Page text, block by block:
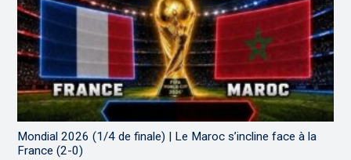
Mondial 2026 (1/4 de finale) | Le Maroc s’incline face à la
France (2-0)